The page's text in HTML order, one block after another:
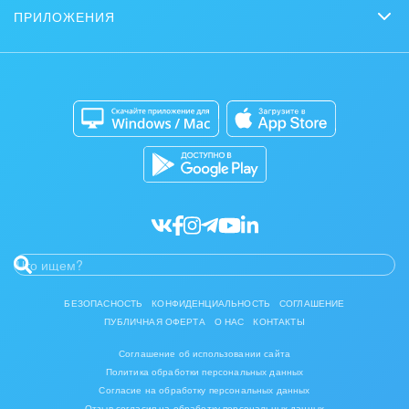
Контакт-центр
Нейросети
Кибербезопасность
Стать партнером
Битрикс24 для Энтерпрайз
ПРИЛОЖЕНИЯ
Битрикс24 Маркет
Разработчикам приложений
БЕЗОПАСНОСТЬ КОНФИДЕНЦИАЛЬНОСТЬ
СОГЛАШЕНИЕ
ПУБЛИЧНАЯ ОФЕРТА
О НАС КОНТАКТЫ
Соглашение об использовании сайта
Политика обработки персональных данных
Согласие на обработку персональных данных